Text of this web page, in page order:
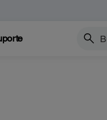
Buscar